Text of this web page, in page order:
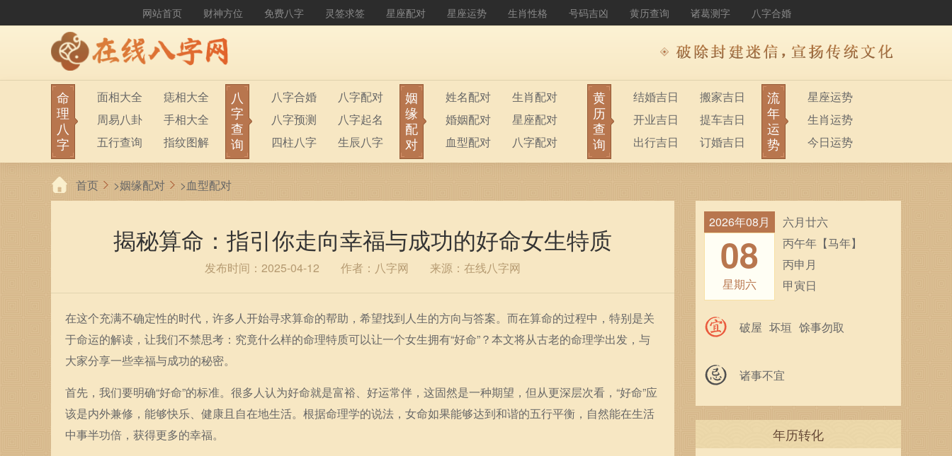
网站首页 财神方位 免费八字 灵签求签 星座配对 星座运势 生肖性格 号码吉凶 黄历查询 诸葛测字 八字合婚
命
理
八
字
面相大全
痣相大全
周易八卦
手相大全
五行查询
指纹图解
生男生女
称骨算命
前世今生
塔罗占卜
八
字
查
询
八字合婚
八字配对
八字预测
八字起名
四柱八字
生辰八字
六十甲子
八字排盘
姻
缘
配
对
姓名配对
生肖配对
婚姻配对
星座配对
血型配对
八字配对
黄
历
查
询
结婚吉日
搬家吉日
开业吉日
提车吉日
出行吉日
订婚吉日
流
年
运
势
星座运势
生肖运势
今日运势
首页 >姻缘配对 >血型配对
揭秘算命：指引你走向幸福与成功的好命女生特质
发布时间：2025-04-12 作者：八字网 来源：在线八字网
在这个充满不确定性的时代，许多人开始寻求算命的帮助，希望找到人生的方向与答案。而在算命的过程中，特别是关
于命运的解读，让我们不禁思考：究竟什么样的命理特质可以让一个女生拥有“好命”？本文将从古老的命理学出发，与
大家分享一些幸福与成功的秘密。
首先，我们要明确“好命”的标准。很多人认为好命就是富裕、好运常伴，这固然是一种期望，但从更深层次看，“好命”应
该是内外兼修，能够快乐、健康且自在地生活。根据命理学的说法，女命如果能够达到和谐的五行平衡，自然能在生活
中事半功倍，获得更多的幸福。
2026年08月
08
星期六
六月廿六
丙午年【马年】
丙申月
甲寅日
破屋 坏垣 馀事勿取
诸事不宜
年历转化